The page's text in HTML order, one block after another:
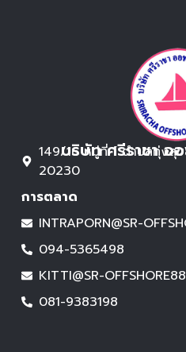
บริษัท ศรีราชา อ
149/16 หมู่ที่ 1 ตำบลทุ่งสุข
20230
การตลาด
INTRAPORN@SR-
094-5365498
KITTI@SR-
081-9383198